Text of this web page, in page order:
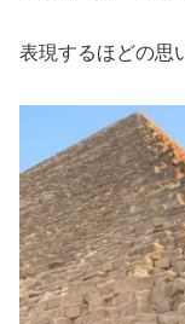
表現するほどの思